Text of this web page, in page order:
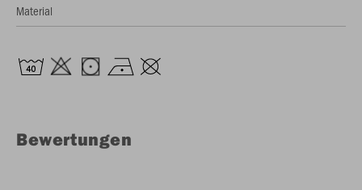
Material
Bewertungen